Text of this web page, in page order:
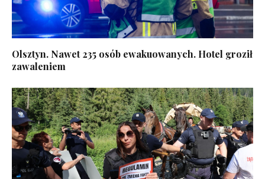
Olsztyn. Nawet 235 osób ewakuowanych. Hotel groził
zawaleniem